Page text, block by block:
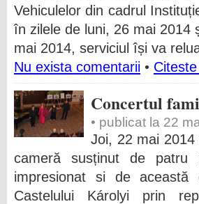
Vehiculelor din cadrul
în zilele de luni, 26 mai 2014
mai 2014, serviciul își va
Nu exista comentarii •
Concertul
• publicat la 22
Joi, 22 mai
cameră susținut de patru
impresionat si de
Castelului Károlyi prin